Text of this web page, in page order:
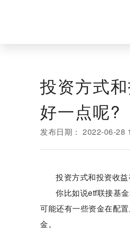
投资方式
好一点呢?
发布日期： 2022-06-28
投资方式和投资收
你比如说etf联接基
可能还有一些资金在配
金。